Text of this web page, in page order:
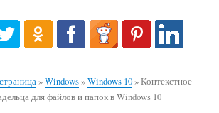
»Windows»Windows 10»Контекстное
для файлов и папок в Windows 10